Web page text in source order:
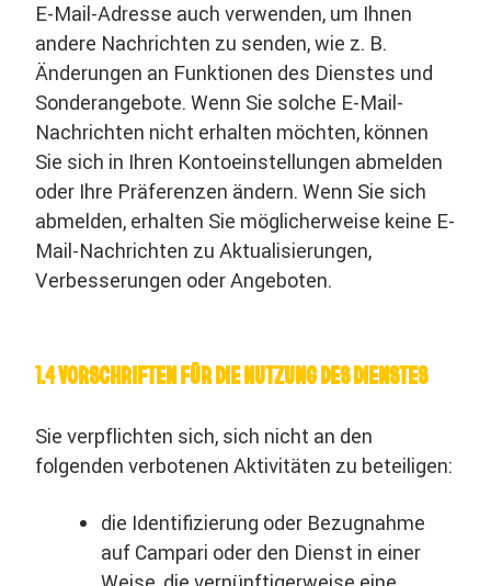
E-Mail-Adresse auch verwenden, um Ihnen
andere Nachrichten zu senden, wie z. B.
Änderungen an Funktionen des Dienstes und
Sonderangebote. Wenn Sie solche E-Mail-
Nachrichten nicht erhalten möchten, können
Sie sich in Ihren Kontoeinstellungen abmelden
oder Ihre Präferenzen ändern. Wenn Sie sich
abmelden, erhalten Sie möglicherweise keine E-
Mail-Nachrichten zu Aktualisierungen,
Verbesserungen oder Angeboten.
1.4 VORSCHRIFTEN FÜR DIE NUTZUNG DES DIENSTES
Sie verpflichten sich, sich nicht an den
folgenden verbotenen Aktivitäten zu beteiligen:
die Identifizierung oder Bezugnahme
auf Campari oder den Dienst in einer